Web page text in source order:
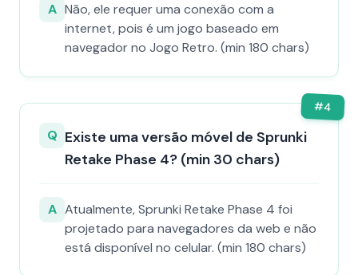
A Não, ele requer uma conexão com a
internet, pois é um jogo baseado em
navegador no Jogo Retro. (min 180 chars)
#4
Q Existe uma versão móvel de Sprunki
Retake Phase 4? (min 30 chars)
A Atualmente, Sprunki Retake Phase 4 foi
projetado para navegadores da web e não
está disponível no celular. (min 180 chars)